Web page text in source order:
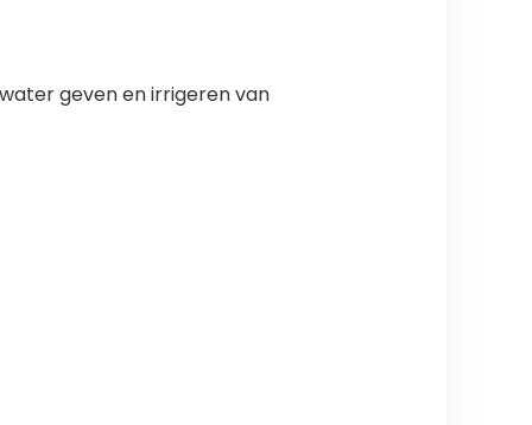
geven en irrigeren van